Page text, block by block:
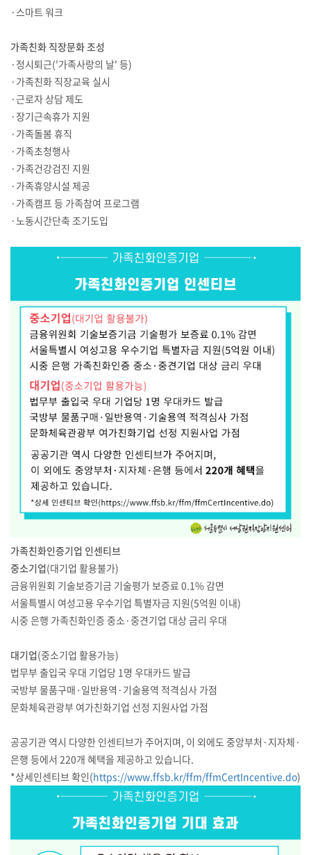
·스마트 워크
가족친화 직장문화 조성
·정시퇴근('가족사랑의 날' 등)
·가족친화 직장교육 실시
·근로자 상담 제도
·장기근속휴가 지원
·가족돌봄 휴직
·가족초청행사
·가족건강검진 지원
·가족휴양시설 제공
·가족캠프 등 가족참여 프로그램
·노동시간단축 조기도입
가족친화인증기업 인센티브
중소기업(대기업 활용불가)
금융위원회 기술보증기금 기술평가 보증료 0.1% 감면
서울특별시 여성고용 우수기업 특별자금 지원(5억원 이내)
시중 은행 가족친화인증 중소·중견기업 대상 금리 우대
대기업(중소기업 활용가능)
법무부 출입국 우대 기업당 1명 우대카드 발급
국방부 물품구매·일반용역·기술용역 적격심사 가점
문화체육관광부 여가친화기업 선정 지원사업 가점
공공기관 역시 다양한 인센티브가 주어지며, 이 외에도 중앙부처·지자체·
은행 등에서 220개 혜택을 제공하고 있습니다.
*상세인센티브 확인(https://www.ffsb.kr/ffm/ffmCertIncentive.do)